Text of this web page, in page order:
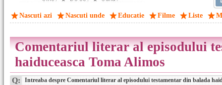
Nascuti azi Nascuti unde Educatie Filme Liste
Comentariul literar al episodului
haiduceasca Toma Alimos
Q: Intreaba despre Comentariul literar al episodului testamentar din balada